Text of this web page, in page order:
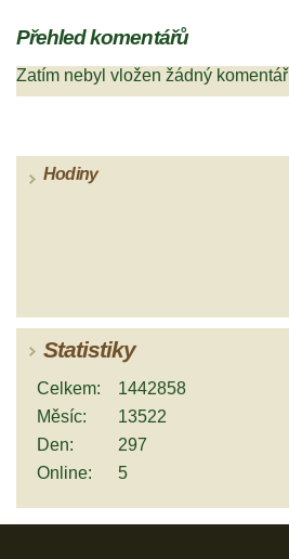
Přehled komentářů
Zatím nebyl vložen žádný komentář
Hodiny
Statistiky
Online: 5
Celkem:
1442858
Měsíc:
13522
Den:
297